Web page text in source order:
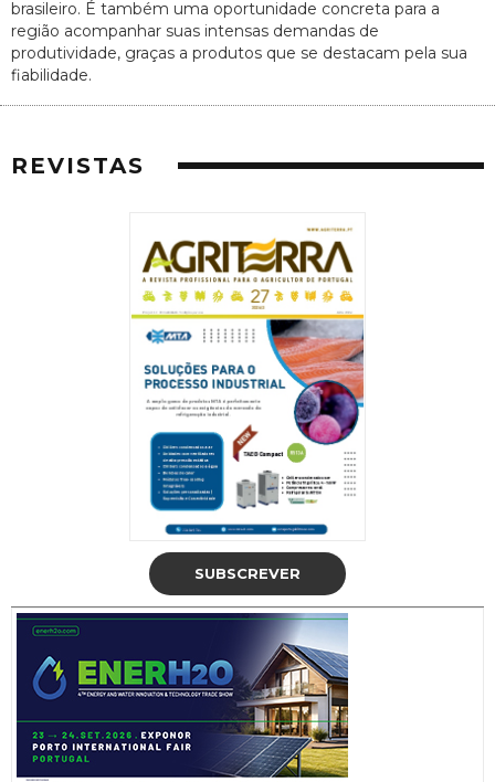
brasileiro. É também uma oportunidade concreta para a
região acompanhar suas intensas demandas de
produtividade, graças a produtos que se destacam pela sua
fiabilidade.
REVISTAS
SUBSCREVER